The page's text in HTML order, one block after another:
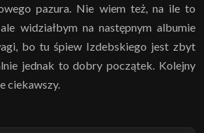
pazura. Nie wiem też, na ile to
widziałbym na następnym albumie
bo tu śpiew Izdebskiego jest zbyt
jednak to dobry początek. Kolejny
ciekawszy.